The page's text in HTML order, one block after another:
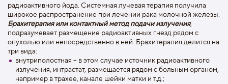
радиоактивного йода. Системная лучевая терапия получила
широкое распространение при лечении рака молочной железы.
Брахитерапия или контактный метод подачи излучения,
подразумевает размещение радиоактивных гнезд рядом с
опухолью или непосредственно в ней. Брахитерапия делится на
три вида:
внутриполостная – в этом случае источник радиоактивного
излучения, интрастат, размещается рядом с больным органом,
например в трахее, канале шейки матки и т.д.;